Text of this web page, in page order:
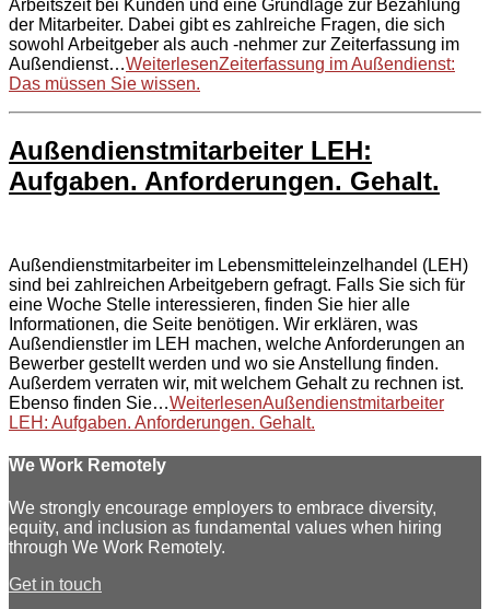
Arbeitszeit bei Kunden und eine Grundlage zur Bezahlung
der Mitarbeiter. Dabei gibt es zahlreiche Fragen, die sich
sowohl Arbeitgeber als auch -nehmer zur Zeiterfassung im
Außendienst…WeiterlesenZeiterfassung im Außendienst:
Das müssen Sie wissen.
Außendienstmitarbeiter LEH:
Aufgaben. Anforderungen. Gehalt.
Außendienstmitarbeiter im Lebensmitteleinzelhandel (LEH)
sind bei zahlreichen Arbeitgebern gefragt. Falls Sie sich für
eine Woche Stelle interessieren, finden Sie hier alle
Informationen, die Seite benötigen. Wir erklären, was
Außendienstler im LEH machen, welche Anforderungen an
Bewerber gestellt werden und wo sie Anstellung finden.
Außerdem verraten wir, mit welchem Gehalt zu rechnen ist.
Ebenso finden Sie…WeiterlesenAußendienstmitarbeiter
LEH: Aufgaben. Anforderungen. Gehalt.
We Work Remotely
We strongly encourage employers to embrace diversity,
equity, and inclusion as fundamental values when hiring
through We Work Remotely.
Get in touch